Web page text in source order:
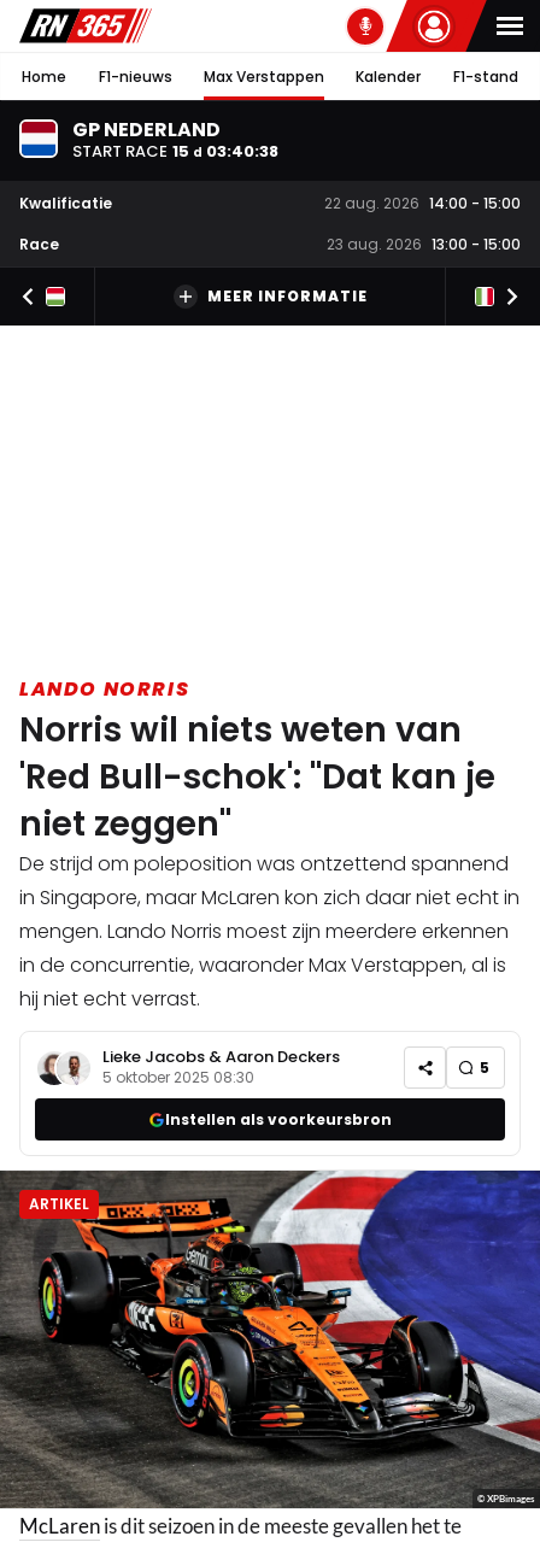
Home F1-nieuws Max Verstappen Kalender F1-stand
GP NEDERLAND
START RACE 15 d 03:40:37
Kwalificatie 22 aug. 2026 14:00 - 15:00
Race
23 aug. 2026 13:00 - 15:00
MEER INFORMATIE
LANDO NORRIS
Norris wil niets weten van
'Red Bull-schok': "Dat kan je
niet zeggen"
De strijd om poleposition was ontzettend spannend
in Singapore, maar McLaren kon zich daar niet echt in
mengen. Lando Norris moest zijn meerdere erkennen
in de concurrentie, waaronder Max Verstappen, al is
hij niet echt verrast.
Lieke Jacobs &Aaron Deckers
5 oktober 2025 08:30 5
Instellen als voorkeursbron
ARTIKEL
© XPBimages
McLarenis dit seizoen in de meeste gevallen het te